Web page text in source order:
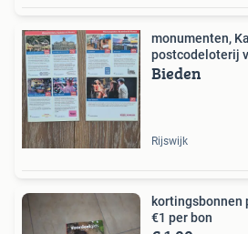
monumenten, Kastelen & Musea
postcodeloterij
Bieden
Rijswijk
kortingsbonnen
€1 per bon